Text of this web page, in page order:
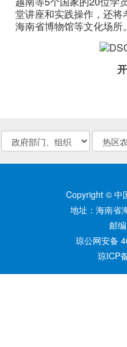
堂讲座和实践操作，还
海南省博物馆等文化场所。
Copyright © 中
地址：海南省
邮
琼公网安备
琼ICP